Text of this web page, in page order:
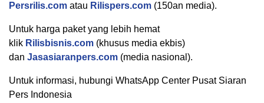
Persrilis.com atau Rilispers.com (150an media).
Untuk harga paket yang lebih hemat
klik Rilisbisnis.com (khusus media ekbis)
dan Jasasiaranpers.com (media nasional).
Untuk informasi, hubungi WhatsApp Center Pusat Siaran
Pers Indonesia